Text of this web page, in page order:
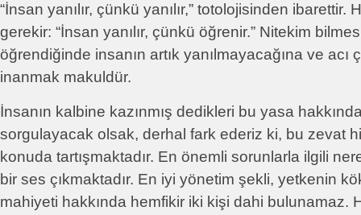
“İnsan yanılır, çünkü yanılır,” totolojisinden
gerekir: “İnsan yanılır, çünkü öğrenir.” Nitekim
öğrendiğinde insanın artık yanılmayacağına ve acı
inanmak makuldür.
İnsanın kalbine kazınmış dedikleri bu yasa
sorgulayacak olsak, derhal fark ederiz ki, bu zevat
konuda tartışmaktadır. En önemli sorunlarla ilgili
bir ses çıkmaktadır. En iyi yönetim şekli, yetkenin
mahiyeti hakkında hemfikir iki kişi dahi bulunamaz.